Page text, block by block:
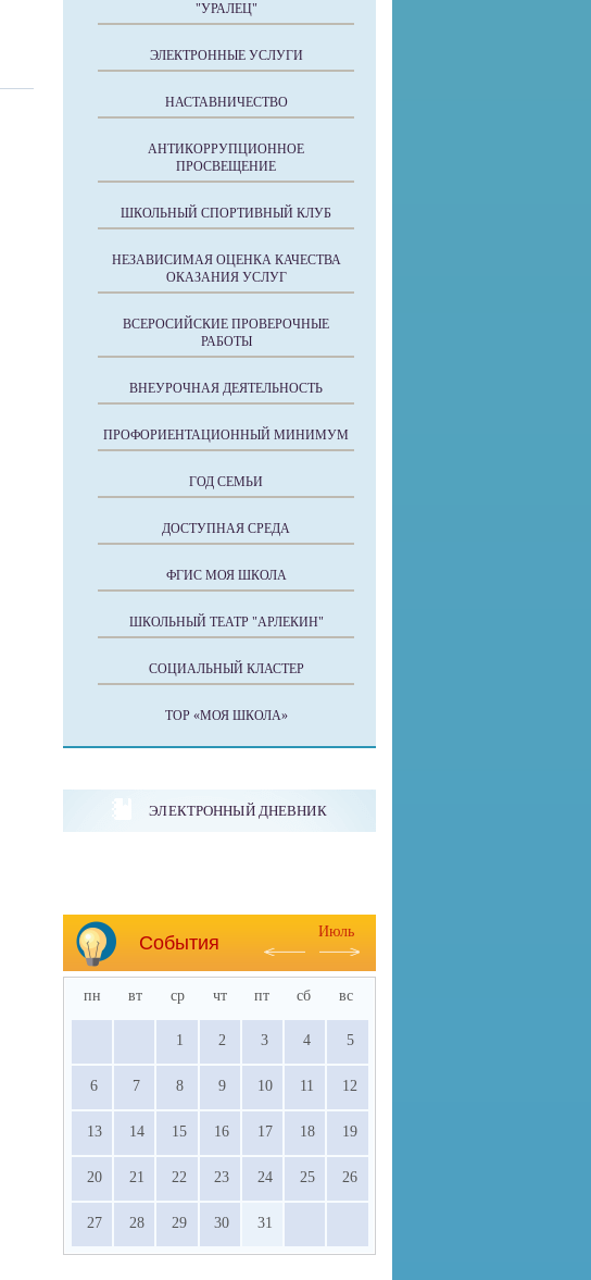
"УРАЛЕЦ"
ЭЛЕКТРОННЫЕ УСЛУГИ
НАСТАВНИЧЕСТВО
АНТИКОРРУПЦИОННОЕ
ПРОСВЕЩЕНИЕ
ШКОЛЬНЫЙ СПОРТИВНЫЙ КЛУБ
НЕЗАВИСИМАЯ ОЦЕНКА КАЧЕСТВА
ОКАЗАНИЯ УСЛУГ
ВСЕРОСИЙСКИЕ ПРОВЕРОЧНЫЕ
РАБОТЫ
ВНЕУРОЧНАЯ ДЕЯТЕЛЬНОСТЬ
ПРОФОРИЕНТАЦИОННЫЙ МИНИМУМ
ГОД СЕМЬИ
ДОСТУПНАЯ СРЕДА
ФГИС МОЯ ШКОЛА
ШКОЛЬНЫЙ ТЕАТР "АРЛЕКИН"
СОЦИАЛЬНЫЙ КЛАСТЕР
ТОР «МОЯ ШКОЛА»
ЭЛЕКТРОННЫЙ ДНЕВНИК
События
Июль
пн вт ср чт пт сб вс
1 2 3 4 5
6 7 8 9 10 11 12
13 14 15 16 17 18 19
20 21 22 23 24 25 26
27 28 29 30 31